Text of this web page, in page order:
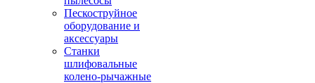
Пескоструйное
оборудование и
аксессуары
Станки
шлифовальные
колено-рычажные